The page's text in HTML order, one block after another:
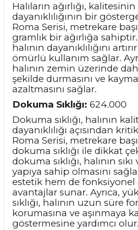
Halıların ağırlığı, kalitesinin
dayanıklılığının bir
Roma Serisi, metrekare
gramlık bir ağırlığa
halının dayanıklılığını
ömürlü kullanım sağlar.
halının zemin üzerinde
şekilde durmasını ve
azaltmasını sağlar.
Dokuma Sıklığı: 624.000
Dokuma sıklığı, halının
dayanıklılığı açısından
Roma Serisi, metrekare
dokuma sıklığı ile dikkat
dokuma sıklığı, halının
yapıya sahip olmasını
estetik hem de fonksiyonel
avantajlar sunar. Ayrıca,
sıklığı, halının uzun süre
korumasına ve aşınmaya
göstermesine yardımcı olur.